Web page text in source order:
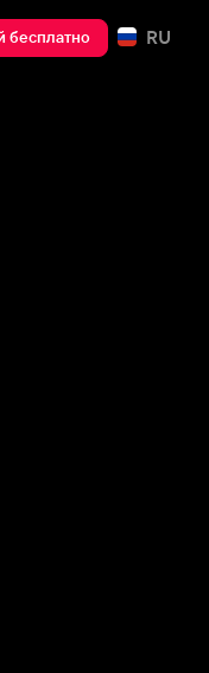
бесплатно RU